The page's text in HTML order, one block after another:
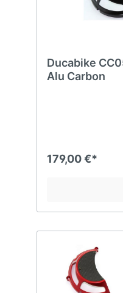
Ducabike
Alu Carbon
179,00 €*